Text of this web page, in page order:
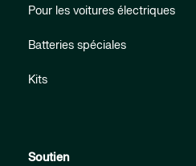
Pour les voitures électriques
Batteries spéciales
Kits
Soutien